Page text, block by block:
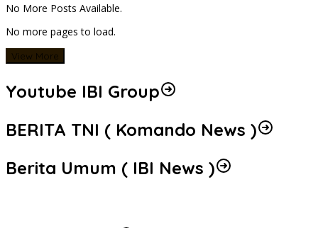
No More Posts Available.
No more pages to load.
View More
Youtube IBI Group
BERITA TNI ( Komando News )
Berita Umum ( IBI News )